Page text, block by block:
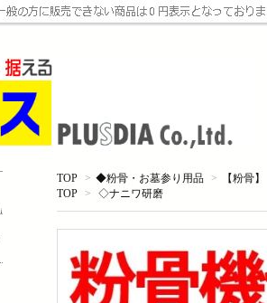
TOP > ◆粉骨・お墓参り用品 >
【粉骨】
TOP
> ◇ナニワ研磨